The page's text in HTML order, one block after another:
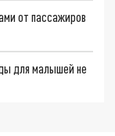
от пассажиров
для малышей не